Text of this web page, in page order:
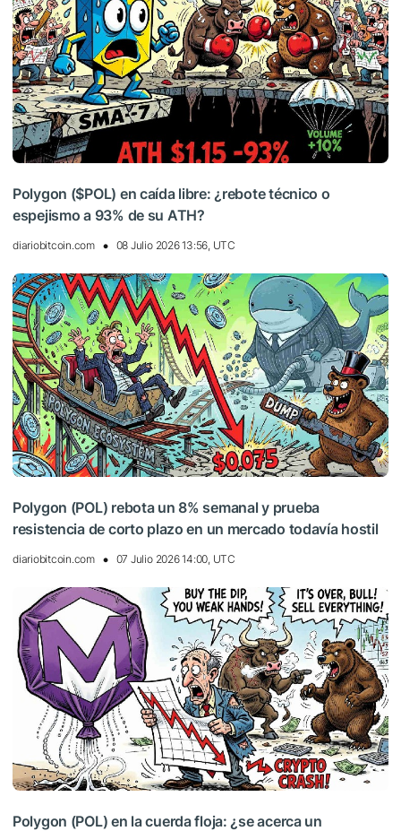
Polygon ($POL) en caída libre: ¿rebote técnico o
espejismo a 93% de su ATH?
diariobitcoin.com 08 Julio 2026 13:56, UTC
Polygon (POL) rebota un 8% semanal y prueba
resistencia de corto plazo en un mercado todavía hostil
diariobitcoin.com 07 Julio 2026 14:00, UTC
Polygon (POL) en la cuerda floja: ¿se acerca un